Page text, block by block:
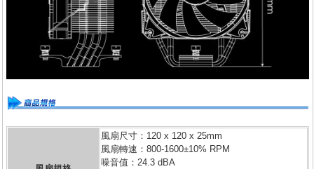
風扇尺寸：120 x 120 x 25mm
風扇轉速：800-1600±10% RPM
噪音值：24.3 dBA